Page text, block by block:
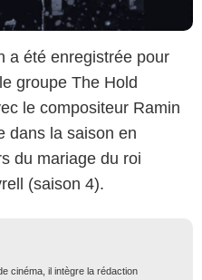
a été enregistrée pour
groupe The Hold
le compositeur Ramin
dans la saison en
du mariage du roi
(saison 4).
cinéma, il intègre la rédaction